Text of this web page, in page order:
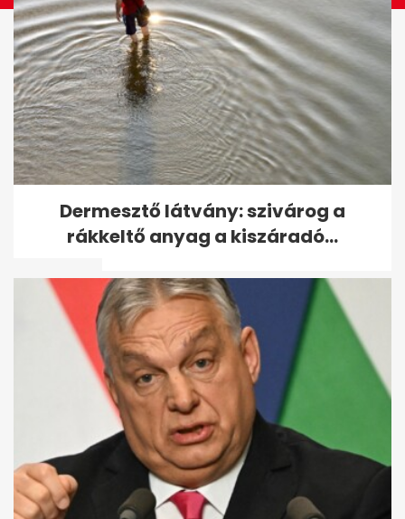
Tusványoson úgy látják,
Orbánnak nem kell
változtatnia - A hét...
Dermesztő látvány: szivárog a
rákkeltő anyag a kiszáradó...